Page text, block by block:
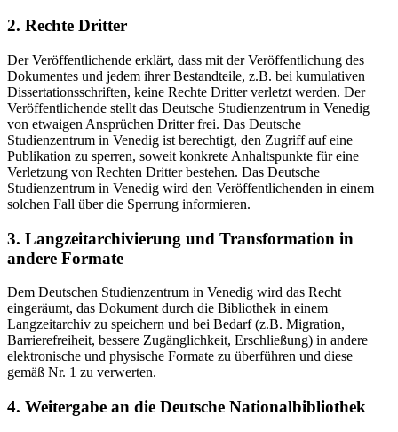
2. Rechte Dritter
Der Veröffentlichende erklärt, dass mit der Veröffentlichung des
Dokumentes und jedem ihrer Bestandteile, z.B. bei kumulativen
Dissertationsschriften, keine Rechte Dritter verletzt werden. Der
Veröffentlichende stellt das Deutsche Studienzentrum in Venedig
von etwaigen Ansprüchen Dritter frei. Das Deutsche
Studienzentrum in Venedig ist berechtigt, den Zugriff auf eine
Publikation zu sperren, soweit konkrete Anhaltspunkte für eine
Verletzung von Rechten Dritter bestehen. Das Deutsche
Studienzentrum in Venedig wird den Veröffentlichenden in einem
solchen Fall über die Sperrung informieren.
3. Langzeitarchivierung und Transformation in
andere Formate
Dem Deutschen Studienzentrum in Venedig wird das Recht
eingeräumt, das Dokument durch die Bibliothek in einem
Langzeitarchiv zu speichern und bei Bedarf (z.B. Migration,
Barrierefreiheit, bessere Zugänglichkeit, Erschließung) in andere
elektronische und physische Formate zu überführen und diese
gemäß Nr. 1 zu verwerten.
4. Weitergabe an die Deutsche Nationalbibliothek